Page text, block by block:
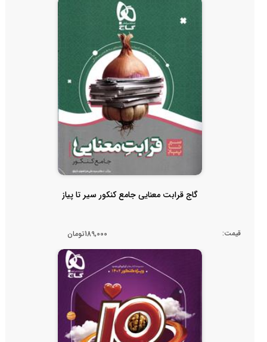
گاج قرابت معنایی جامع کنکور سیر تا پیاز
قیمت: 189,000تومان